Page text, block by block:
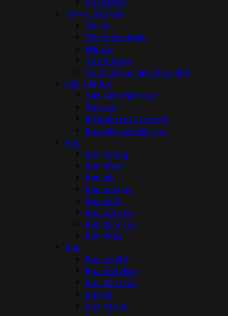
Tô vít, đầu vặn
Tô vít
Tô vít đầu khẩu
Đầu vít
Tô vít đóng
Chìa vặn lục giác, hoa khế
Cần siết lực
Cần siết chỉnh lực
Tay vặn
Bộ khẩu tuýt tay vặn
Phụ kiện cần siết lực
Kìm
Kìm vuông
Kìm nhọn
Kìm cắt
Kìm mỏ quạ
Kìm chết
Kìm mở phe
Kìm bấm cos
Kìm khác
Búa
Búa cơ khí
Búa nhổ đinh
Búa đầu tròn
Búa tạ
Búa cao su